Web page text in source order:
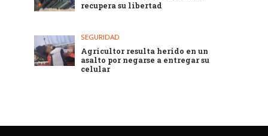
recupera su libertad
SEGURIDAD
Agricultor resulta herido en un
asalto por negarse a entregar su
celular